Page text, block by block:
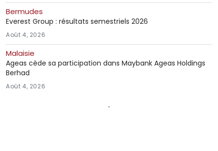
Bermudes
Everest Group : résultats semestriels 2026
Août 4, 2026
Malaisie
Ageas cède sa participation dans Maybank Ageas Holdings
Berhad
Août 4, 2026